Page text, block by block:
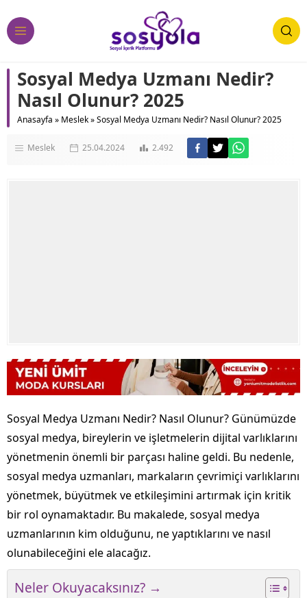
Sosyal Medya Uzmanı Nedir?
Nasıl Olunur? 2025
Anasayfa » Meslek»Sosyal Medya Uzmanı Nedir? Nasıl Olunur? 2025
Meslek 25.04.2024 2.492
Sosyal Medya Uzmanı Nedir? Nasıl Olunur? Günümüzde
sosyal medya, bireylerin ve işletmelerin dijital varlıklarını
yönetmenin önemli bir parçası haline geldi. Bu nedenle,
sosyal medya uzmanları, markaların çevrimiçi varlıklarını
yönetmek, büyütmek ve etkileşimini artırmak için kritik
bir rol oynamaktadır. Bu makalede, sosyal medya
uzmanlarının kim olduğunu, ne yaptıklarını ve nasıl
olunabileceğini ele alacağız.
Neler Okuyacaksınız? →